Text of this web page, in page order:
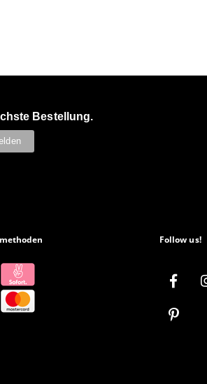
Bestellung.
Follow us!